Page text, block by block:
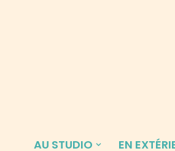
AU STUDIO EN